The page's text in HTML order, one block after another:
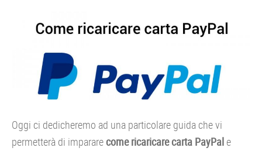
Oggi ci dedicheremo ad una particolare guida che vi
permetterà di imparare come ricaricare carta PayPal e